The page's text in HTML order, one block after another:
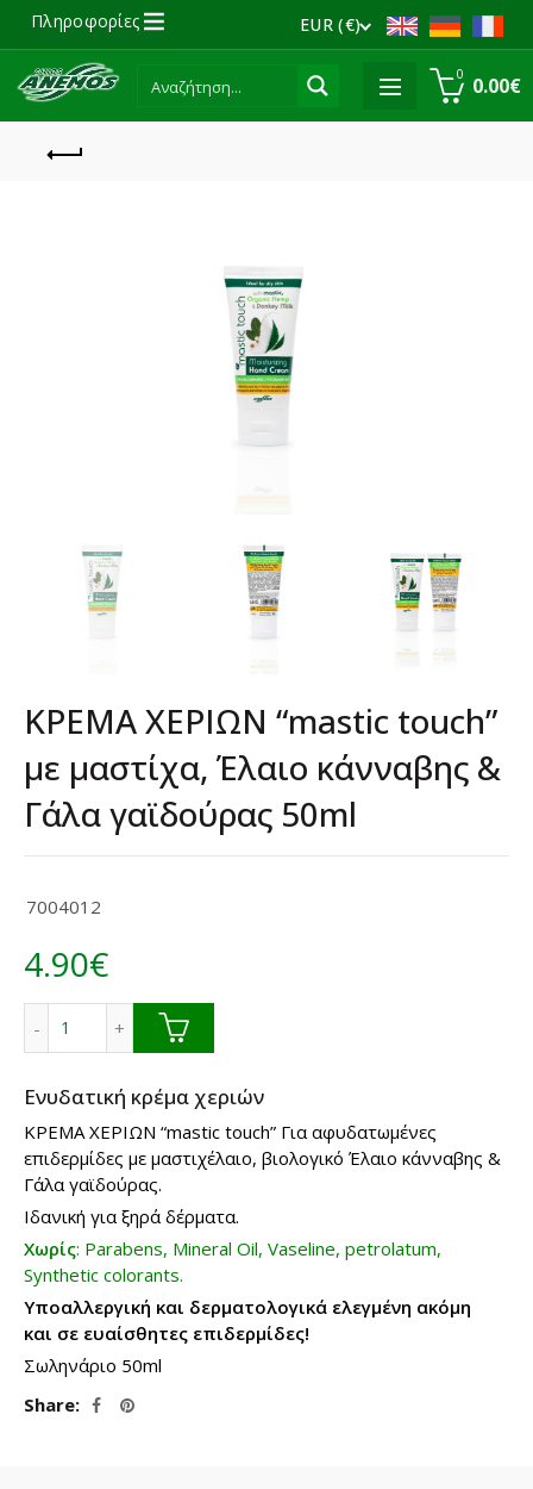
EUR (€)
Πληροφορίες
0 0.00€
ΚΡΕΜΑ ΧΕΡΙΩΝ “mastic touch”
με μαστίχα, Έλαιο κάνναβης &
Γάλα γαϊδούρας 50ml
7004012
4.90€
ΚΡΕΜΑ ΧΕΡΙΩΝ "mastic touch" με μαστίχα, Έλαιο
Ενυδατική κρέμα χεριών
ΚΡΕΜΑ ΧΕΡΙΩΝ “mastic touch” Για αφυδατωμένες
επιδερμίδες με μαστιχέλαιο, βιολογικό Έλαιο κάνναβης &
Γάλα γαϊδούρας.
Ιδανική για ξηρά δέρματα.
Χωρίς: Parabens, Mineral Oil, Vaseline, petrolatum,
Synthetic colorants.
Υποαλλεργική και δερματολογικά ελεγμένη ακόμη
και σε ευαίσθητες επιδερμίδες!
Σωληνάριο 50ml
Share